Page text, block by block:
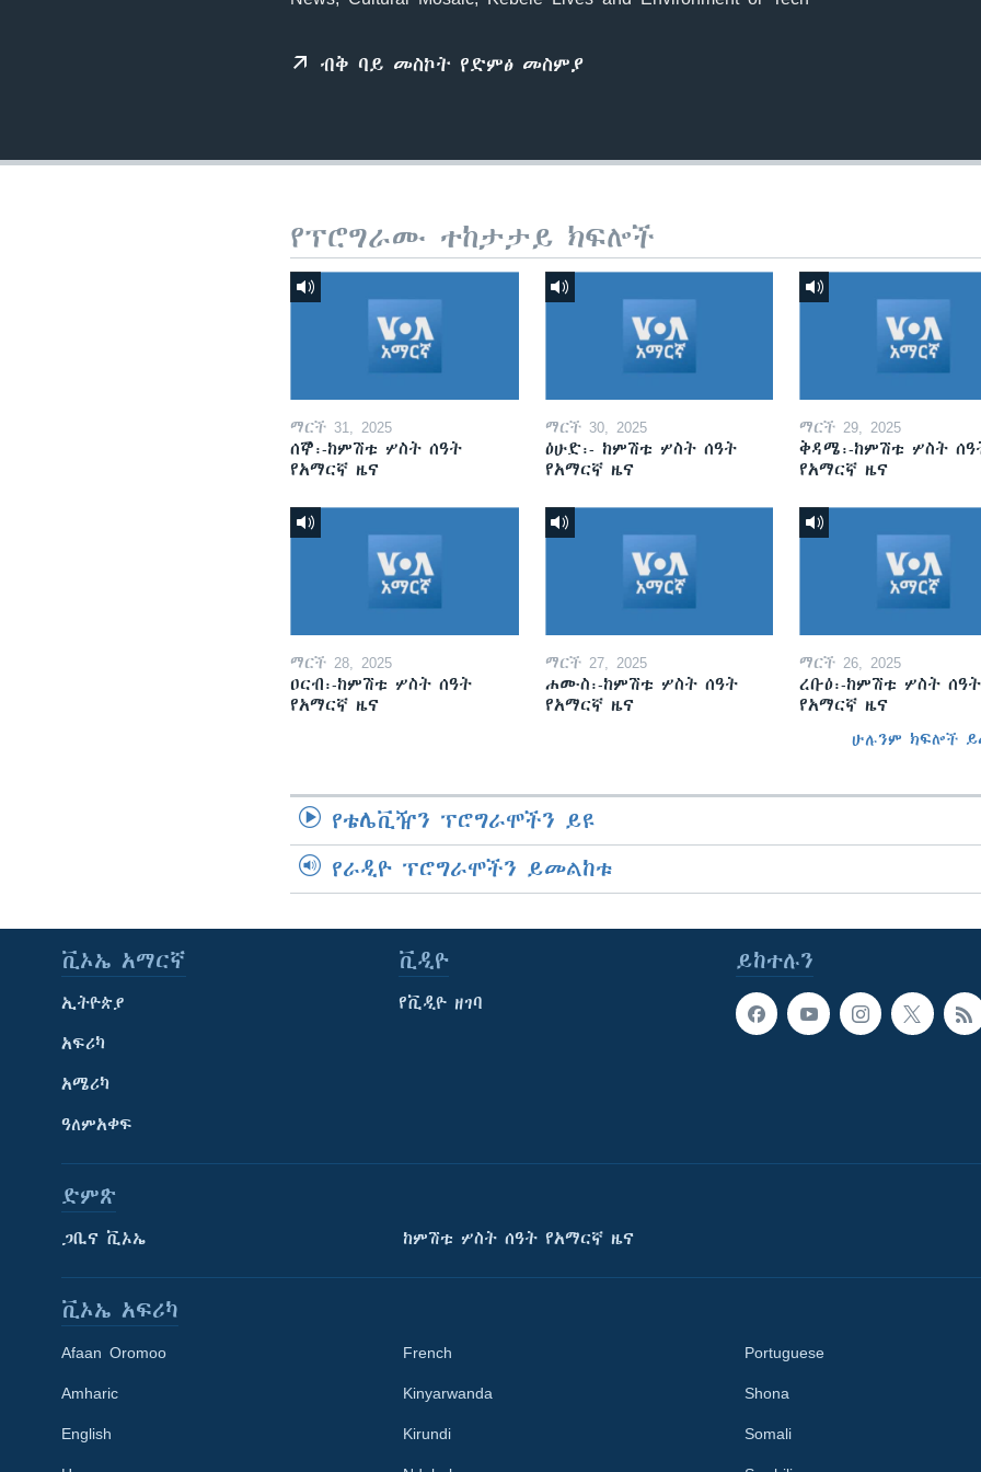
Learning English
ብቅ ባይ መስኮት የድምፅ መስምያ
የፕሮግራሙ ተከታታይ ክፍሎች
ማርች 31, 2025
ሰኞ፡-ከምሽቱ ሦስት ሰዓት
የአማርኛ ዜና
ማርች 30, 2025
ዕሁድ፡- ከምሽቱ ሦስት ሰዓት
የአማርኛ ዜና
ማርች 29, 2025
ቅዳሜ፡-ከምሽቱ ሦስት
የአማርኛ ዜና
ማርች 28, 2025
ዐርብ፡-ከምሽቱ ሦስት ሰዓት
የአማርኛ ዜና
ማርች 27, 2025
ሐሙስ፡-ከምሽቱ ሦስት ሰዓት
የአማርኛ ዜና
ማርች 26, 2025
ረቡዕ፡-ከምሽቱ ሦስት ሰዓት
የአማርኛ ዜና
ሁሉንም ክፍሎች
የቴሌቪዥን ፕሮግራሞችን ይዩ
የራዲዮ ፕሮግራሞችን ይመልከቱ
ይከተሉን
ቪኦኤ አማርኛ
ኢትዮጵያ
አፍሪካ
አሜሪካ
ዓለምአቀፍ
ቪዲዮ
የቪዲዮ ዘገባ
ድምጽ
ጋቢና ቪኦኤ ከምሽቱ ሦስት ሰዓት የአማርኛ ዜና
ቪኦኤ አፍሪካ
Afaan Oromoo
Amharic
English
French
Kinyarwanda
Kirundi
Portuguese
Shona
Somali